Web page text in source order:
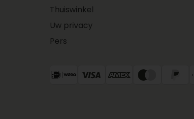
Thuiswinkel
Uw privacy
Pers